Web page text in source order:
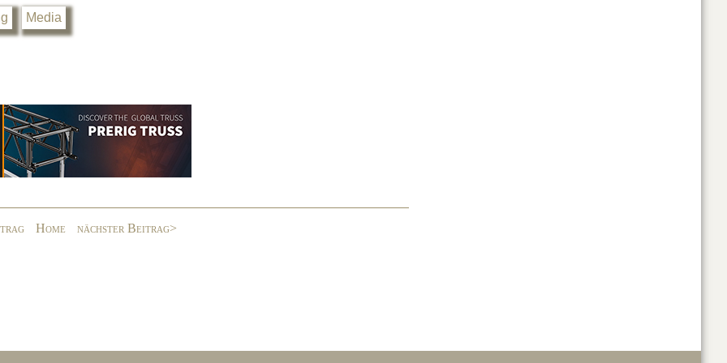
Media
Home nächster Beitrag>